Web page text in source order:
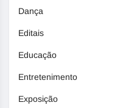
Dança
Editais
Educação
Entretenimento
Exposição